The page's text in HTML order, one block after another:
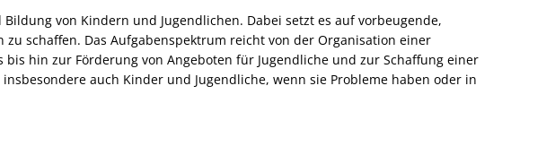
von Kindern und Jugendlichen. Dabei setzt es auf vorbeugende,
schaffen. Das Aufgabenspektrum reicht von der Organisation einer
hin zur Förderung von Angeboten für Jugendliche und zur Schaffung einer
auch Kinder und Jugendliche, wenn sie Probleme haben oder in